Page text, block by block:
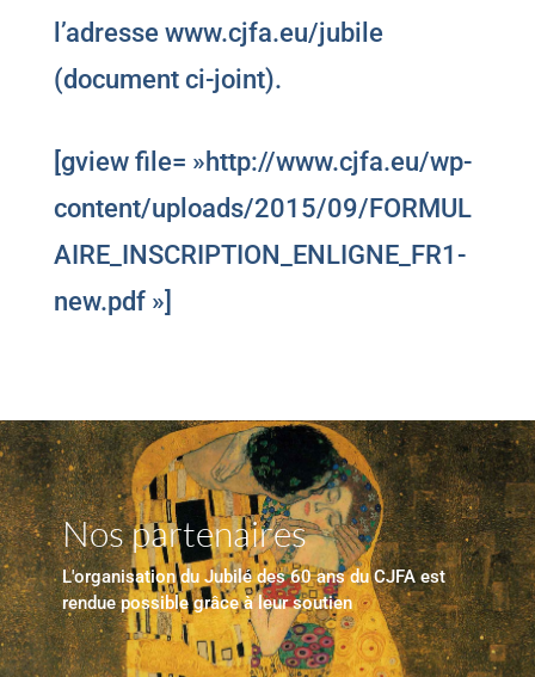
l’adresse www.cjfa.eu/jubile
(document ci-joint).
[gview file= »http://www.cjfa.eu/wp-
content/uploads/2015/09/FORMUL
AIRE_INSCRIPTION_ENLIGNE_FR1-
new.pdf »]
Nos partenaires
L'organisation du Jubilé des 60 ans du CJFA est
rendue possible grâce à leur soutien